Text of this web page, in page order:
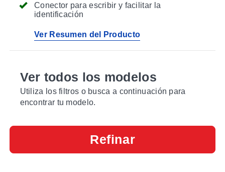
Conector para escribir y facilitar la
identificación
Ver Resumen del Producto
Ver todos los modelos
Utiliza los filtros o busca a continuación para
encontrar tu modelo.
Refinar